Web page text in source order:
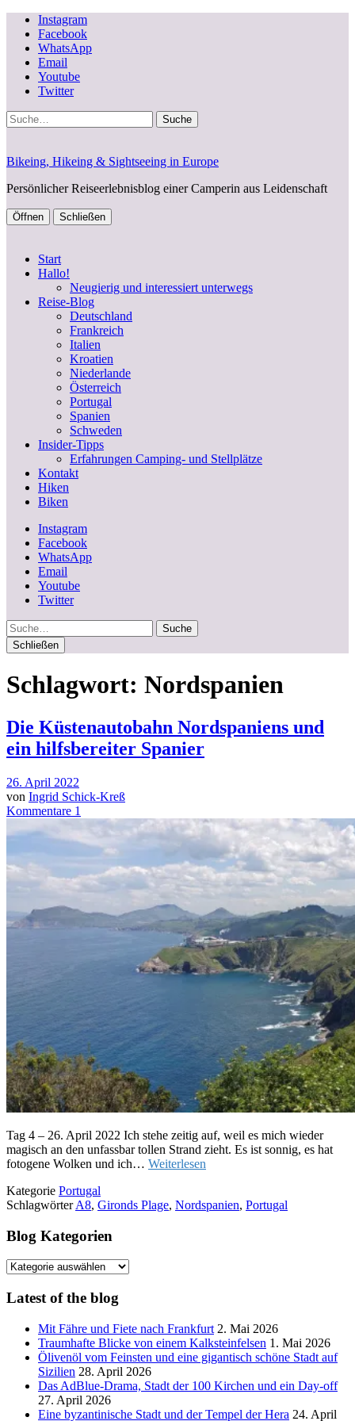
Instagram
Facebook
WhatsApp
Email
Youtube
Twitter
Suche
Bikeing, Hikeing & Sightseeing in Europe
Persönlicher Reiseerlebnisblog einer Camperin aus Leidenschaft
Öffnen Schließen
Start
Hallo!
Neugierig und interessiert unterwegs
Reise-Blog
Deutschland
Frankreich
Italien
Kroatien
Niederlande
Österreich
Portugal
Spanien
Schweden
Insider-Tipps
Erfahrungen Camping- und Stellplätze
Kontakt
Hiken
Biken
Instagram
Facebook
WhatsApp
Email
Youtube
Twitter
Suche
Schließen
Schlagwort: Nordspanien
Die Küstenautobahn Nordspaniens und
ein hilfsbereiter Spanier
26. April 2022
von Ingrid Schick-Kreß
Kommentare 1
Tag 4 – 26. April 2022 Ich stehe zeitig auf, weil es mich wieder
magisch an den unfassbar tollen Strand zieht. Es ist sonnig, es hat
fotogene Wolken und ich… Weiterlesen
Kategorie Portugal
SchlagwörterA8, Gironds Plage, Nordspanien, Portugal
Blog Kategorien
Blog
Latest of the blog
Mit Fähre und Fiete nach Frankfurt 2. Mai 2026
Traumhafte Blicke von einem Kalksteinfelsen 1. Mai 2026
Ölivenöl vom Feinsten und eine gigantisch schöne Stadt auf
Sizilien 28. April 2026
Das AdBlue-Drama, Stadt der 100 Kirchen und ein Day-off
27. April 2026
Eine byzantinische Stadt und der Tempel der Hera 24. April